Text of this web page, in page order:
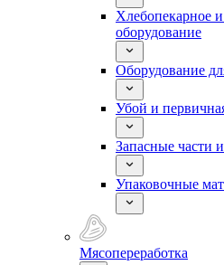
Хлебопекарное
оборудование
Оборудование
Убой и
Запасные части
Упаковочные
Мясопереработка